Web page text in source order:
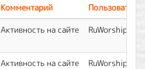
Комментарий
Пользователь
Активность на сайте RuWorship
Активность на сайте RuWorship